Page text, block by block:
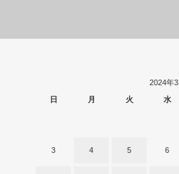
2024年3
日
月 火 水
3 4 5 6